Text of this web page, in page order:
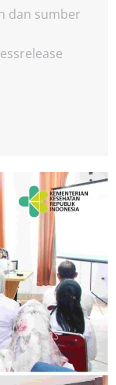
dan sumber